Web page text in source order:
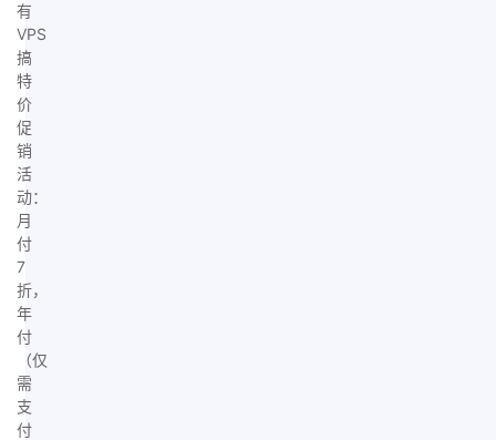
有
VPS
搞
特
价
促
销
活
动：
月
付
7
折，
年
付
（仅
需
支
付